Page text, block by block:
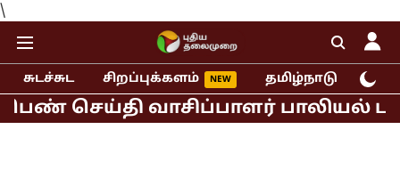
\
சுடச்சுட சிறப்புக்களம் தமிழ்நாடு
வாசிப்பாளர் பாலியல் புகார்!